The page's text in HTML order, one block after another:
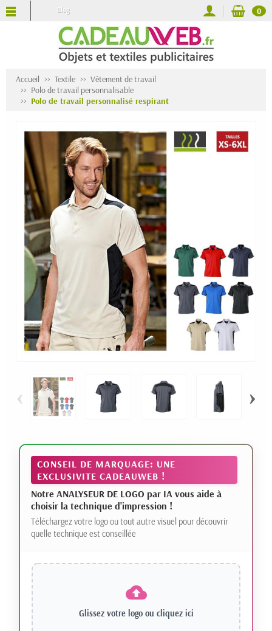
Blog 0
Accueil Textile
Vêtement de travail
Polo de travail personnalisable
Polo de travail personnalisé respirant
‹ ›
CONSEIL DE MARQUAGE: UNE
EXCLUSIVITE CADEAUWEB !
Notre ANALYSEUR DE LOGO par IA vous aide à
choisir la technique d'impression !
Téléchargez votre logo ou tout autre visuel pour découvrir
quelle technique est conseillée
Glissez votre logo ou cliquez ici